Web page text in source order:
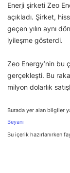
Enerji şirketi Zeo
açıkladı. Şirket,
geçen yılın aynı
iyileşme gösterdi.
Zeo Energy’nin bu
gerçekleşti. Bu
milyon dolarlık
Burada yer alan bilgiler
Beyanı
Bu içerik hazırlanırken